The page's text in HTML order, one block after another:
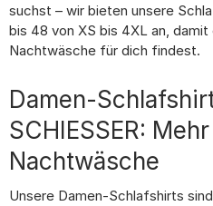
suchst – wir bieten unsere
bis 48 von XS bis 4XL an,
Nachtwäsche für dich findest.
Damen-
SCHIESSER:
Nachtwäsche
Unsere Damen-Schlafshirts